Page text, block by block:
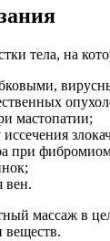
тела, на
мастопатии;
при
вен.
массаж в
веществ.